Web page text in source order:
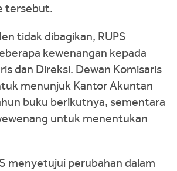
tersebut.
tidak dibagikan, RUPS
kewenangan kepada
dan Direksi. Dewan Komisaris
menunjuk Kantor Akuntan
buku berikutnya, sementara
untuk menentukan
menyetujui perubahan dalam